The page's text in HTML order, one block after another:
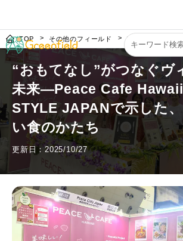
TOP その他のフィールド “おもてなし”が
“おもてなし”がつなぐヴ
未来—Peace Cafe
STYLE JAPANで示した
い食のかたち
更新日：2025/10/27